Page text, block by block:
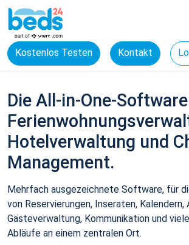
Kostenlos Testen Kontakt
Die All-in-One-
Hotelverwaltung und
Management.
Mehrfach ausgezeichnete Software, für
von Reservierungen, Inseraten, Kalendern,
Gästeverwaltung, Kommunikation und
Abläufe an einem zentralen Ort.